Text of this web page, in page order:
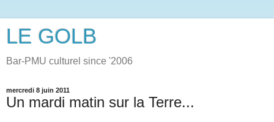
LE GOLB
Bar-PMU culturel since '2006
mercredi 8 juin 2011
Un mardi matin sur la Terre...